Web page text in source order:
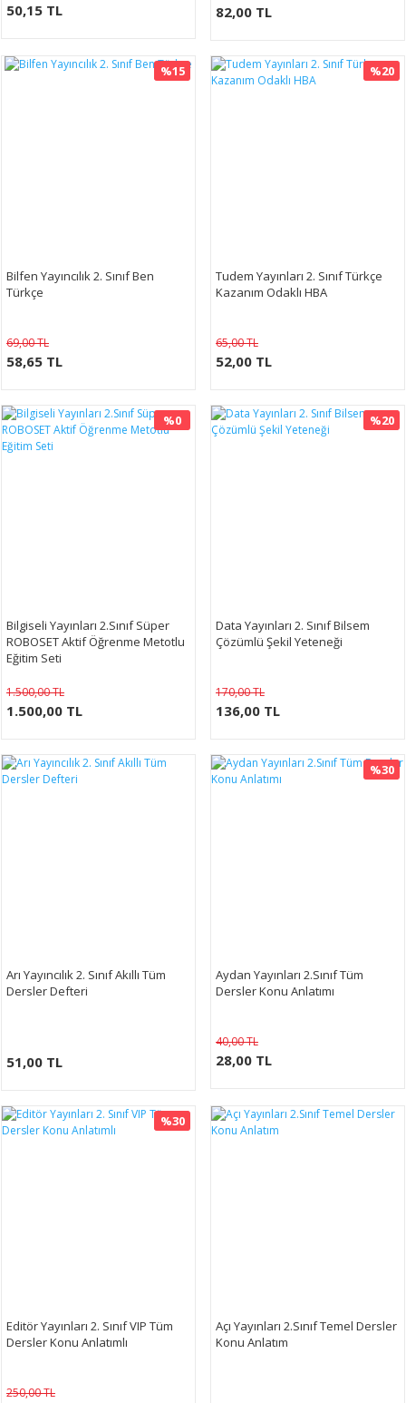
50,15 TL 82,00 TL
%15
Bilfen Yayıncılık 2. Sınıf Ben
Türkçe
69,00 TL
58,65 TL
%20
Tudem Yayınları 2. Sınıf Türkçe
Kazanım Odaklı HBA
65,00 TL
52,00 TL
%0
Bilgiseli Yayınları 2.Sınıf Süper
ROBOSET Aktif Öğrenme Metotlu
Eğitim Seti
1.500,00 TL
1.500,00 TL
%20
Data Yayınları 2. Sınıf Bilsem
Çözümlü Şekil Yeteneği
170,00 TL
136,00 TL
Arı Yayıncılık 2. Sınıf Akıllı Tüm
Dersler Defteri
51,00 TL
%30
Aydan Yayınları 2.Sınıf Tüm
Dersler Konu Anlatımı
40,00 TL
28,00 TL
%30
Editör Yayınları 2. Sınıf VIP Tüm
Dersler Konu Anlatımlı
250,00 TL
Açı Yayınları 2.Sınıf Temel Dersler
Konu Anlatım